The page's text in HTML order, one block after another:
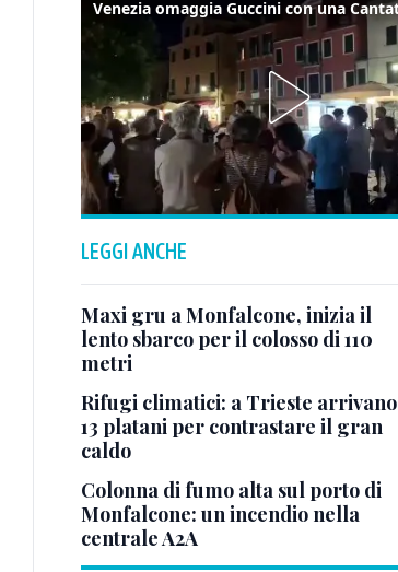
LEGGI ANCHE
Maxi gru a Monfalcone, inizia il
lento sbarco per il colosso di 110
metri
Rifugi climatici: a Trieste arrivano
13 platani per contrastare il gran
caldo
Colonna di fumo alta sul porto di
Monfalcone: un incendio nella
centrale A2A